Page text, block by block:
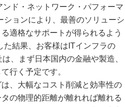
ド・ネットワーク・パフォーマ
ョンにより、最善のソリューシ
適格なサポートが得られるよう
た結果、お客様はITインフラの
、まず日本国内の金融や製造、
行く予定です。
、大幅なコスト削減と効率性の
の物理的距離が離れれば離れる